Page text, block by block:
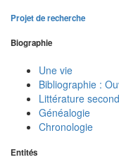
Projet de recherche
Biographie
Une vie
Bibliographie :
Littérature
Généalogie
Chronologie
Entités